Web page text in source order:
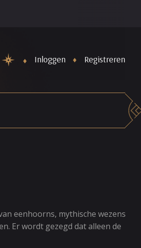
Inloggen Registreren
eenhoorns, mythische wezens
Er wordt gezegd dat alleen de